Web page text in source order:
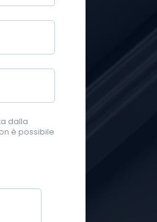
dalla
è possibile